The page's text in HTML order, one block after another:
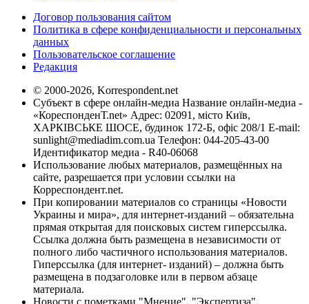
Договор пользования сайтом
Политика в сфере конфиденциальности и персональных
данных
Пользовательское соглашение
Редакция
© 2000-2026, Korrespondent.net
Субъект в сфере онлайн-медиа Название онлайн-медиа -
«КореспонденТ.net» Адрес: 02091, місто Київ,
ХАРКІВСЬКЕ ШОСЕ, будинок 172-Б, офіс 208/1 E-mail:
sunlight@mediadim.com.ua Телефон: 044-205-43-00
Идентификатор медиа - R40-06068
Использование любых материалов, размещённых на
сайте, разрешается при условии ссылки на
Корреспондент.net.
При копировании материалов со страницы «Новости
Украины и мира», для интернет-изданий – обязательна
прямая открытая для поисковых систем гиперссылка.
Ссылка должна быть размещена в независимости от
полного либо частичного использования материалов.
Гиперссылка (для интернет- изданий) – должна быть
размещена в подзаголовке или в первом абзаце
материала.
Новости с пометками "Мнение", "Экспертиза",